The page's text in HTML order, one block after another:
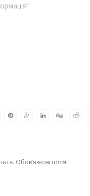
Обов’язкові поля